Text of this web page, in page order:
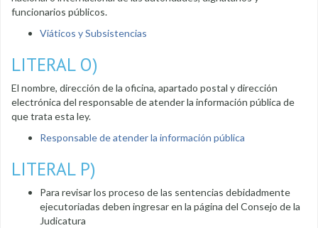
funcionarios públicos.
Viáticos y Subsistencias
LITERAL O)
El nombre, dirección de la oficina, apartado postal y dirección
electrónica del responsable de atender la información pública de
que trata esta ley.
Responsable de atender la información pública
LITERAL P)
Para revisar los proceso de las sentencias debidadmente
ejecutoriadas deben ingresar en la página del Consejo de la
Judicatura